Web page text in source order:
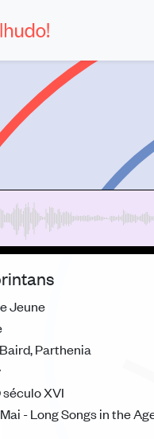
Jeune
Parthenia
século XVI
- Long Songs in the